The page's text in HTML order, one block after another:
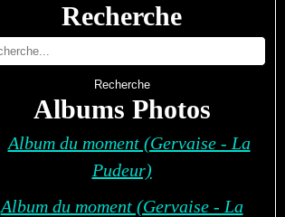
Recherche
Albums Photos
Album du moment (Gervaise - La